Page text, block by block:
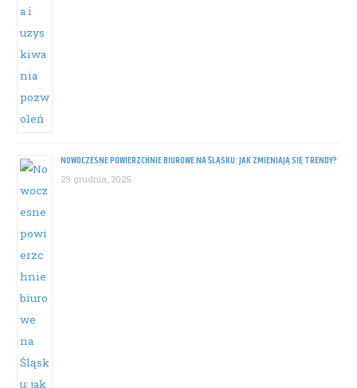
NOWOCZESNE POWIERZCHNIE BIUROWE NA ŚLĄSKU: JAK ZMIENIAJĄ SIĘ TRENDY?
29 grudnia, 2025